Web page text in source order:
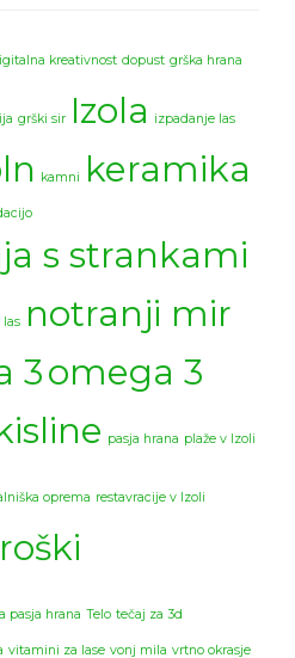
kreativnost dopust grška hrana
grški sir Izola izpadanje las
kamni keramika
s strankami
las notranji mir
3omega 3
pasja hrana plaže v Izoli
oprema restavracije v Izoli
pasja hrana Telo tečaj za 3d
vitamini za lase vonj mila vrtno okrasje